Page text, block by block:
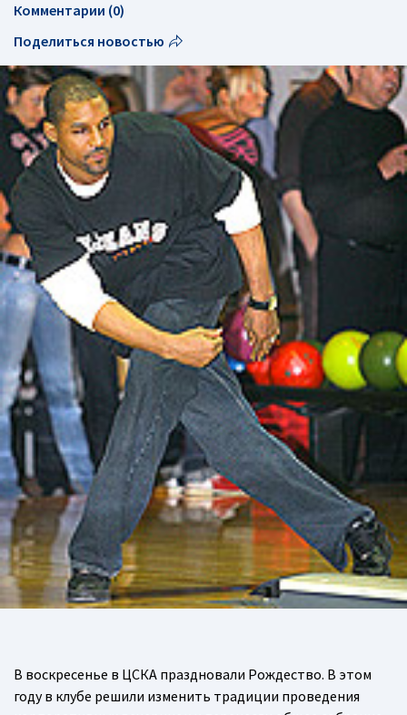
Комментарии (0)
Поделиться новостью
В воскресенье в ЦСКА праздновали Рождество. В этом
году в клубе решили изменить традиции проведения